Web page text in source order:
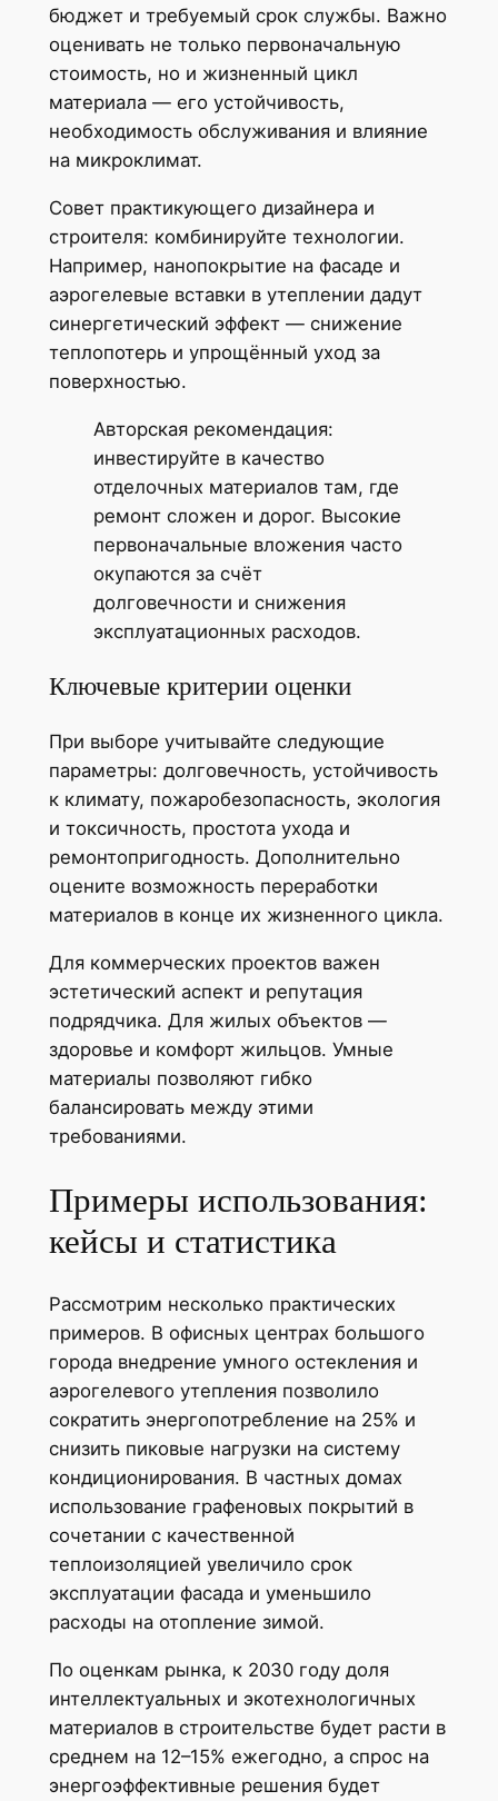
бюджет и требуемый срок службы. Важно
оценивать не только первоначальную
стоимость, но и жизненный цикл
материала — его устойчивость,
необходимость обслуживания и влияние
на микроклимат.
Совет практикующего дизайнера и
строителя: комбинируйте технологии.
Например, нанопокрытие на фасаде и
аэрогелевые вставки в утеплении дадут
синергетический эффект — снижение
теплопотерь и упрощённый уход за
поверхностью.
Авторская рекомендация:
инвестируйте в качество
отделочных материалов там, где
ремонт сложен и дорог. Высокие
первоначальные вложения часто
окупаются за счёт
долговечности и снижения
эксплуатационных расходов.
Ключевые критерии оценки
При выборе учитывайте следующие
параметры: долговечность, устойчивость
к климату, пожаробезопасность, экология
и токсичность, простота ухода и
ремонтопригодность. Дополнительно
оцените возможность переработки
материалов в конце их жизненного цикла.
Для коммерческих проектов важен
эстетический аспект и репутация
подрядчика. Для жилых объектов —
здоровье и комфорт жильцов. Умные
материалы позволяют гибко
балансировать между этими
требованиями.
Примеры использования:
кейсы и статистика
Рассмотрим несколько практических
примеров. В офисных центрах большого
города внедрение умного остекления и
аэрогелевого утепления позволило
сократить энергопотребление на 25% и
снизить пиковые нагрузки на систему
кондиционирования. В частных домах
использование графеновых покрытий в
сочетании с качественной
теплоизоляцией увеличило срок
эксплуатации фасада и уменьшило
расходы на отопление зимой.
По оценкам рынка, к 2030 году доля
интеллектуальных и экотехнологичных
материалов в строительстве будет расти в
среднем на 12–15% ежегодно, а спрос на
энергоэффективные решения будет